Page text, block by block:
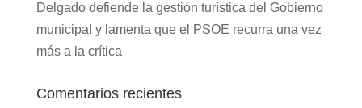
Delgado defiende la gestión turística del Gobierno
municipal y lamenta que el PSOE recurra una vez
más a la crítica
Comentarios recientes